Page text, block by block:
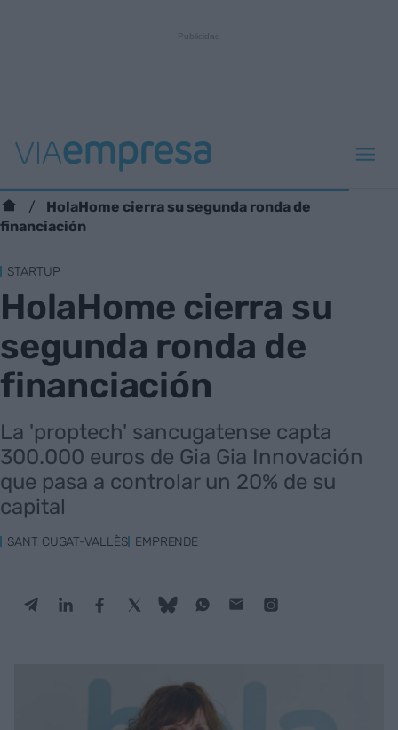
HolaHome cierra su segunda ronda de
financiación
STARTUP
HolaHome cierra su
segunda ronda de
financiación
La 'proptech' sancugatense capta
300.000 euros de Gia Gia Innovación
que pasa a controlar un 20% de su
capital
SANT CUGAT-VALLÈS EMPRENDE